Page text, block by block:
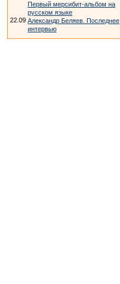
Первый мерсибит-альбом на
русском языке
22.09 Александр Беляев. Последнее
интервью